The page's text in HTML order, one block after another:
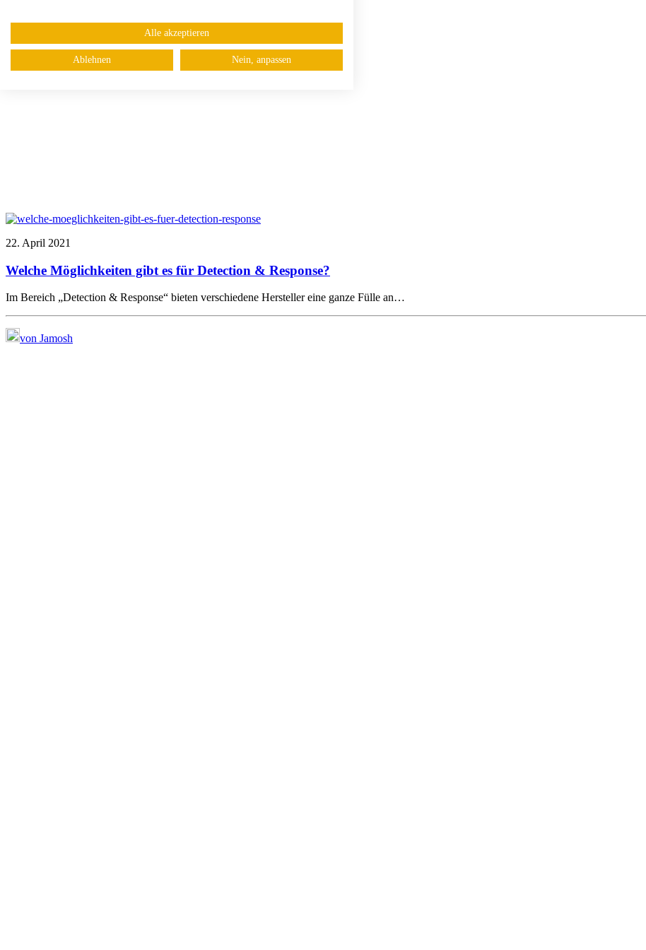
22. April 2021
Welche Möglichkeiten gibt es für Detection & Response?
Im Bereich „Detection & Response“ bieten verschiedene Hersteller eine ganze Fülle an…
von Jamosh
Alle akzeptieren
Ablehnen Nein, anpassen